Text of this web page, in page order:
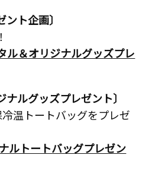
ント企画〕
ル＆オリジナルグッズプレ
ナルグッズプレゼント〕
温トートバッグをプレゼ
ルトートバッグプレゼン